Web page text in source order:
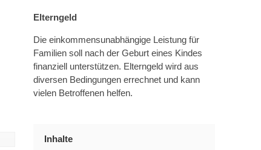
Elterngeld
Die einkommensunabhängige Leistung für
Familien soll nach der Geburt eines Kindes
finanziell unterstützen. Elterngeld wird aus
diversen Bedingungen errechnet und kann
vielen Betroffenen helfen.
Inhalte